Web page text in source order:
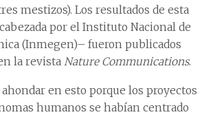
mestizos). Los resultados de esta
por el Instituto Nacional de
(Inmegen)– fueron publicados
la revista Nature Communications.
en esto porque los proyectos
humanos se habían centrado